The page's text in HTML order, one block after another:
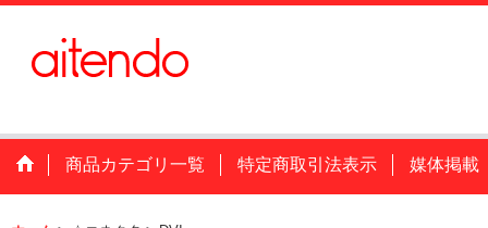
商品カテゴリ一覧 特定商取引法表示 媒体掲載